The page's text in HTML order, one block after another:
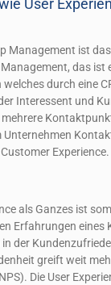
User
Management ist
das ist
welches durch eine
Interessent und
Experience.
als Ganzes ist
Erfahrungen eines
der
greift weit
Die User